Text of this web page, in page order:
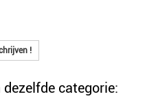
!
categorie: